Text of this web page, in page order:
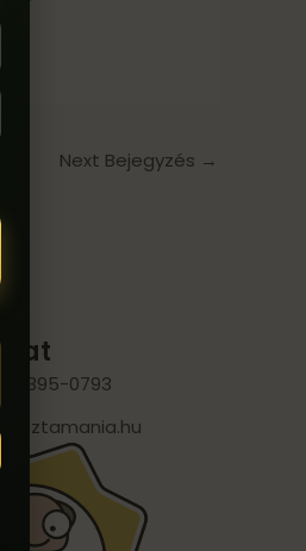
Next Bejegyzés →
395-0793